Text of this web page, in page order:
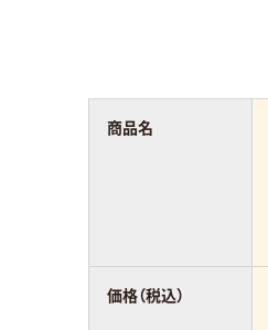
商品名
価格（税込）